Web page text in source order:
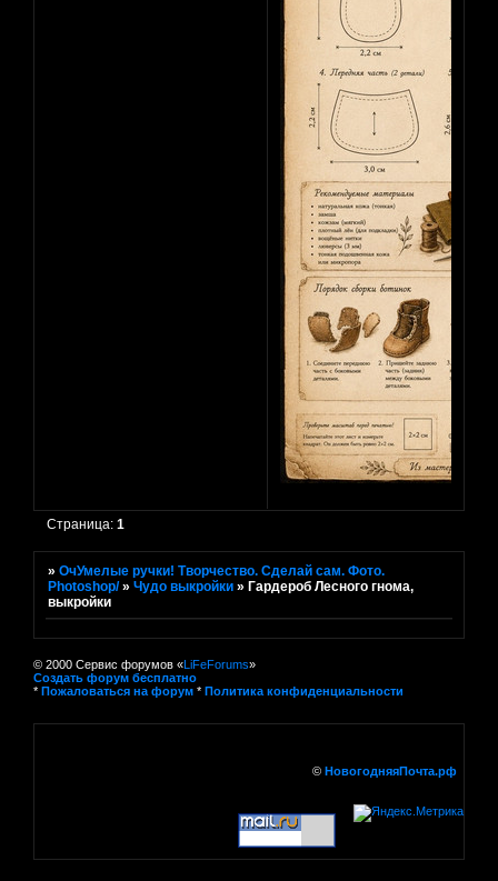
Страница:1
»ОчУмелые ручки! Творчество. Сделай сам. Фото.
Photoshop/ »Чудо выкройки »Гардероб Лесного гнома,
выкройки
© 2000 Сервис форумов «LiFeForums»
Создать форум бесплатно
* Пожаловаться на форум * Политика конфиденциальности
© НовогодняяПочта.рф